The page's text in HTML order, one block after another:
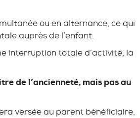
ou en alternance, ce qui
auprès de l’enfant.
interruption totale d’activité, la
de l’ancienneté, mais pas au
versée au parent bénéficiaire,